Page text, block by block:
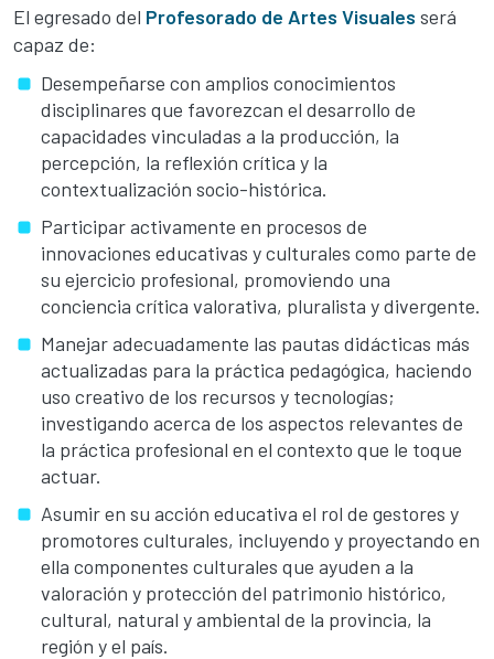
El egresado del Profesorado de Artes Visuales será
capaz de:
Desempeñarse con amplios conocimientos
disciplinares que favorezcan el desarrollo de
capacidades vinculadas a la producción, la
percepción, la reflexión crítica y la
contextualización socio-histórica.
Participar activamente en procesos de
innovaciones educativas y culturales como parte de
su ejercicio profesional, promoviendo una
conciencia crítica valorativa, pluralista y divergente.
Manejar adecuadamente las pautas didácticas más
actualizadas para la práctica pedagógica, haciendo
uso creativo de los recursos y tecnologías;
investigando acerca de los aspectos relevantes de
la práctica profesional en el contexto que le toque
actuar.
Asumir en su acción educativa el rol de gestores y
promotores culturales, incluyendo y proyectando en
ella componentes culturales que ayuden a la
valoración y protección del patrimonio histórico,
cultural, natural y ambiental de la provincia, la
región y el país.